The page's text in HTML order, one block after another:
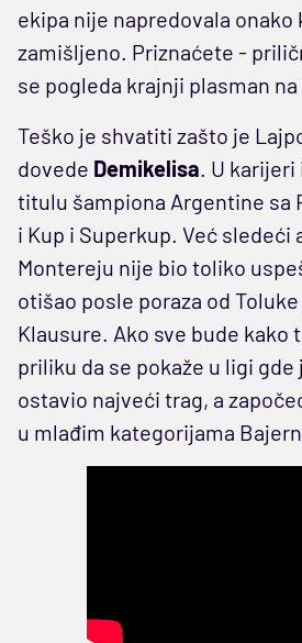
ekipa nije napredovala onako
zamišljeno. Priznaćete -
se pogleda krajnji plasman
Teško je shvatiti zašto je
dovede Demikelisa. U karijeri
titulu šampiona Argentine sa
i Kup i Superkup. Već sledeći
Montereju nije bio toliko
otišao posle poraza od
Klausure. Ako sve bude kako
priliku da se pokaže u ligi gde
ostavio najveći trag, a
u mlađim kategorijama